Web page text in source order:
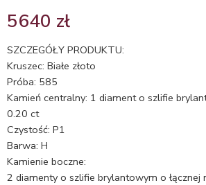
5640 zł
SZCZEGÓŁY PRODUKTU:
Kruszec: Białe złoto
Próba: 585
Kamień centralny: 1 diament o szlifie
0.20 ct
Czystość: P1
Barwa: H
Kamienie boczne:
2 diamenty o szlifie brylantowym o łącznej